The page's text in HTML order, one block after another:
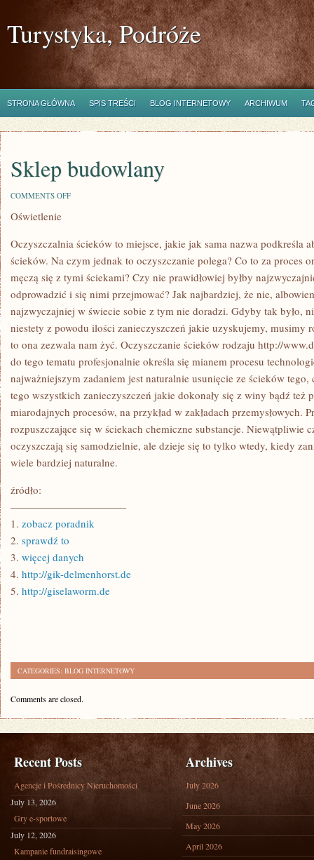
Turystyka, Podróże
STRONA GŁÓWNA SPIS TREŚCI BLOG INTERNETOWY ARCHIWUM
Sklep budowlany
COMMENTS OFFON
Oświetlenie
Oczyszczalnia ścieków to miejsce, jakie jak sama nazwa podkreśla
ścieków. Na czym jednak to oczyszczanie polega? Co to za proces
męczą się z tymi ściekami? Czy nie prawidłowiej byłby
odprowadzić i się nimi przejmować? Jak najbardziej, że nie,
najzwyczajniej w świecie sobie z tym nie doradzi. Gdyby tak było,
niestety z powodu ilości zanieczyszczeń jakie uzyskujemy, musimy
to ona zezwala nam żyć. Oczyszczanie ścieków rodzaju http://
do tego tematu profesjonalnie określa się mianem procesu
najważniejszym zadaniem jest naturalnie usunięcie ze ścieków tego,
tego wszystkich zanieczyszczeń jakie dokonały się z winy bądź też
miarodajnych procesów, na przykład w zakładach przemysłowych.
rozpuszczające się w ściekach chemiczne substancje. Niewątpliwie
oczyszczają się samodzielnie, ale dzieje się to tylko wtedy, kiedy
wiele bardziej naturalne.
źródło:
———————————
1. zobacz poradnik
2. sprawdź to
3. więcej danych
4. http://gik-delmenhorst.de
5. http://giselaworm.de
CATEGORIES: BLOG INTERNETOWY
Comments are closed.
Recent Posts
Agencje i Pośrednicy Nieruchomości
July 13, 2026
Gry e-sportowe
July 12, 2026
Kampanie fundraisingowe
Archives
July 2026
June 2026
May 2026
April 2026